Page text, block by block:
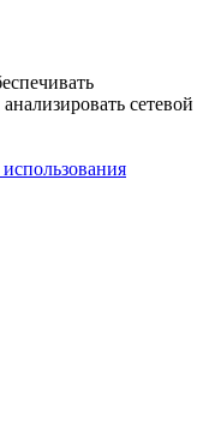
сетевой